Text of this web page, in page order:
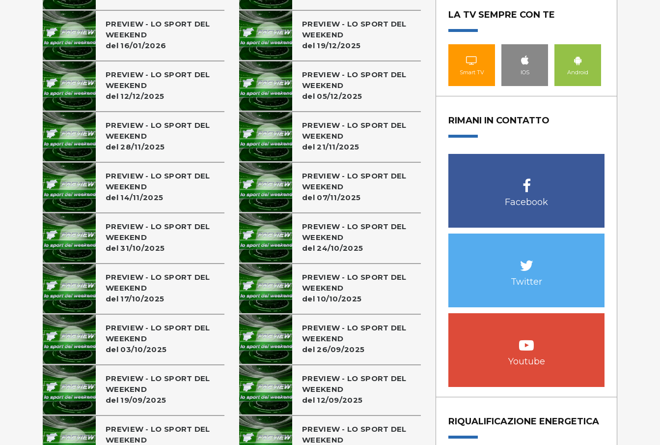
PREVIEW - LO SPORT DEL
WEEKEND
del 16/01/2026
PREVIEW - LO SPORT DEL
WEEKEND
del 19/12/2025
PREVIEW - LO SPORT DEL
WEEKEND
del 12/12/2025
PREVIEW - LO SPORT DEL
WEEKEND
del 05/12/2025
PREVIEW - LO SPORT DEL
WEEKEND
del 28/11/2025
PREVIEW - LO SPORT DEL
WEEKEND
del 21/11/2025
PREVIEW - LO SPORT DEL
WEEKEND
del 14/11/2025
PREVIEW - LO SPORT DEL
WEEKEND
del 07/11/2025
PREVIEW - LO SPORT DEL
WEEKEND
del 31/10/2025
PREVIEW - LO SPORT DEL
WEEKEND
del 24/10/2025
PREVIEW - LO SPORT DEL
WEEKEND
del 17/10/2025
PREVIEW - LO SPORT DEL
WEEKEND
del 10/10/2025
PREVIEW - LO SPORT DEL
WEEKEND
del 03/10/2025
PREVIEW - LO SPORT DEL
WEEKEND
del 26/09/2025
PREVIEW - LO SPORT DEL
WEEKEND
del 19/09/2025
PREVIEW - LO SPORT DEL
WEEKEND
del 12/09/2025
PREVIEW - LO SPORT DEL
WEEKEND
PREVIEW - LO SPORT DEL
WEEKEND
LA TV SEMPRE CON TE
Smart TV IOS Android
RIMANI IN CONTATTO
Facebook
Twitter
Youtube
RIQUALIFICAZIONE ENERGETICA